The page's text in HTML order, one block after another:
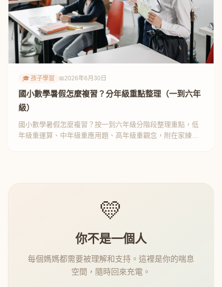
🎓 孩子學習 📅2026年6月30日
國小數學暑假怎麼複習？分年級重點整理（一到六年
級）
國小數學暑假怎麼複習？按一到六年級分階段整理重點，低
年級重運算、中年級重應用題、高年級重觀念，附在家練習
💛
你不是一個人
每個媽媽都需要被理解和支持。這裡是你的喘息
空間，隨時回來充電。